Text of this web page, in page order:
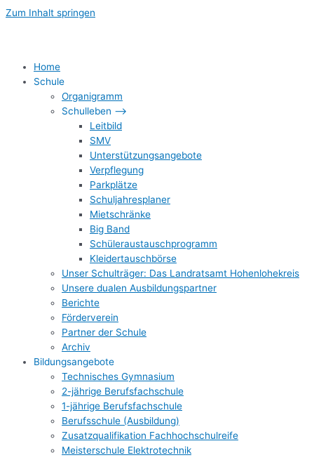
Zum Inhalt springen
Home
Schule
Organigramm
Schulleben –>
Leitbild
SMV
Unterstützungsangebote
Verpflegung
Parkplätze
Schuljahresplaner
Mietschränke
Big Band
Schüleraustauschprogramm
Kleidertauschbörse
Unser Schulträger: Das Landratsamt Hohenlohekreis
Unsere dualen Ausbildungspartner
Berichte
Förderverein
Partner der Schule
Archiv
Bildungsangebote
Technisches Gymnasium
2-jährige Berufsfachschule
1-jährige Berufsfachschule
Berufsschule (Ausbildung)
Zusatzqualifikation Fachhochschulreife
Meisterschule Elektrotechnik